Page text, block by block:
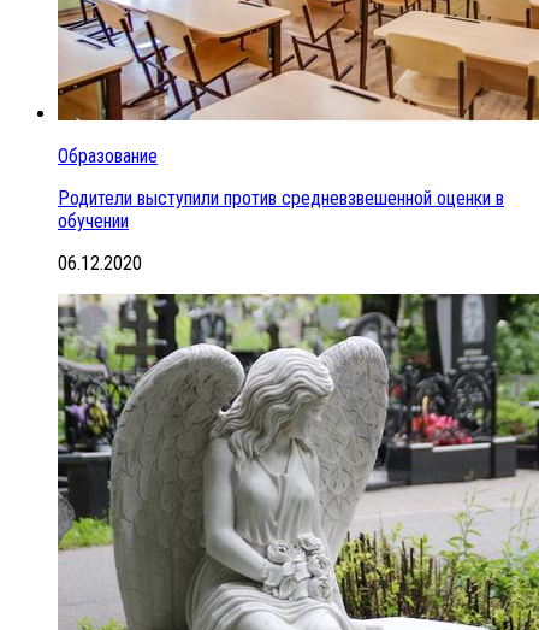
Образование
Родители выступили против средневзвешенной оценки в
обучении
06.12.2020